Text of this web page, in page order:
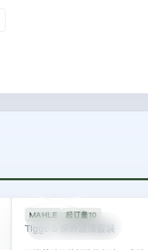
FLT-T8P-SVC
MAHLE 起订量10
Tiggo 8 保养滤清套装